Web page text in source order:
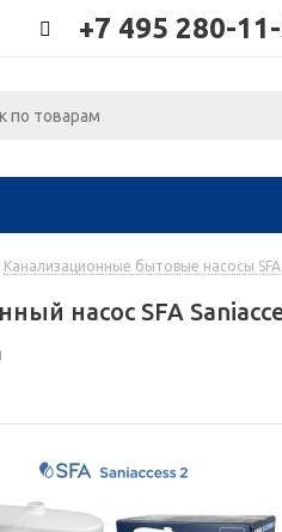
+7 495 280-
Канализационные бытовые насосы SFA
насос SFA